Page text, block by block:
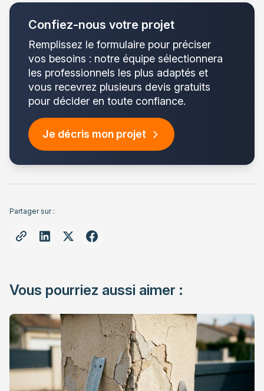
Confiez-nous votre projet
Remplissez le formulaire pour préciser
vos besoins : notre équipe sélectionnera
les professionnels les plus adaptés et
vous recevrez plusieurs devis gratuits
pour décider en toute confiance.
Je décris mon projet
Partager sur :
Vous pourriez aussi aimer :